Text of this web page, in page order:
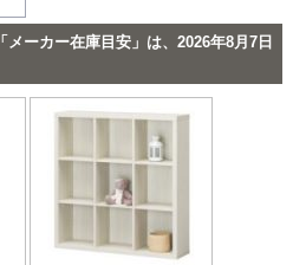
「メーカー在庫目安」は、2026年8月7日